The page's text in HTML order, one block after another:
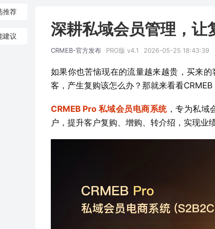
推荐
建议 深耕私域会员管理，让
CRMEB-官方发布 PRO版 v4.1 2026-05-25 18:43:39
如果你也苦恼现在的流量越来越贵，买来
客，产生复购该怎么办？那就来看看
CRMEB Pro 私域会员电商系统，专为私域
户，提升客户复购、增购、转介绍，实现业绩